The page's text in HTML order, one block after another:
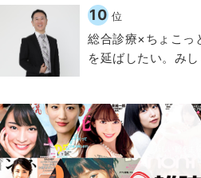
10 位
総合診療×ちょこっ
を延ばしたい。み